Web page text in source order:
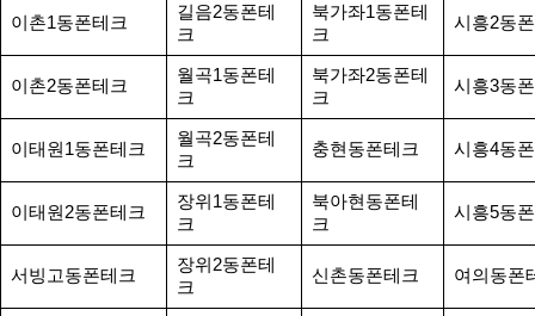
이촌1동폰테크
길음2동폰테
크
북가좌1동폰테
크
시흥2동
이촌2동폰테크
월곡1동폰테
크
북가좌2동폰테
크
시흥3동
이태원1동폰테크
월곡2동폰테
크
충현동폰테크 시흥4동
이태원2동폰테크
장위1동폰테
크
북아현동폰테
크
시흥5동
서빙고동폰테크
장위2동폰테
크
신촌동폰테크 여의동폰